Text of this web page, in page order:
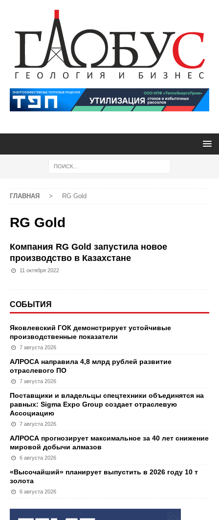
ГЛАВНАЯ > RG Gold
RG Gold
Компания RG Gold запустила новое
производство в Казахстане
11 октября 2022
СОБЫТИЯ
Яковлевский ГОК демонстрирует устойчивые
производственные показатели
7 августа 2026
АЛРОСА направила 4,8 млрд рублей развитие
отраслевого ПО
7 августа 2026
Поставщики и владельцы спецтехники объединятся на
равных: Sigma Expo Group создает отраслевую
Ассоциацию
7 августа 2026
АЛРОСА прогнозирует максимальное за 40 лет снижение
мировой добычи алмазов
6 августа 2026
«Высочайший» планирует выпустить в 2026 году 10 т
золота
6 августа 2026